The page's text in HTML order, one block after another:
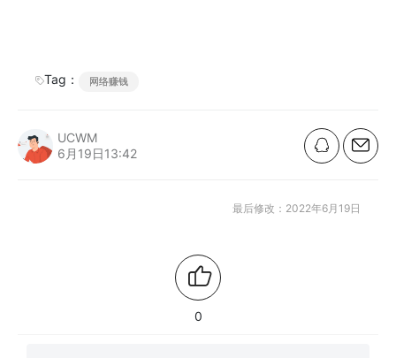
Tag： 网络赚钱
UCWM
6月19日13:42
最后修改：2022年6月19日
0